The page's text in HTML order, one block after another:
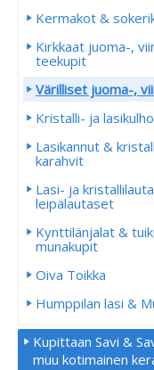
Kermakot &
Kirkkaat juoma-,
teekupit
Värilliset juoma-,
Kristalli- ja
Lasikannut &
karahvit
Lasi- ja
leipälautaset
Kynttilänjalat &
munakupit
Oiva Toikka
Humppilan lasi &
Kupittaan Savi &
muu kotimainen